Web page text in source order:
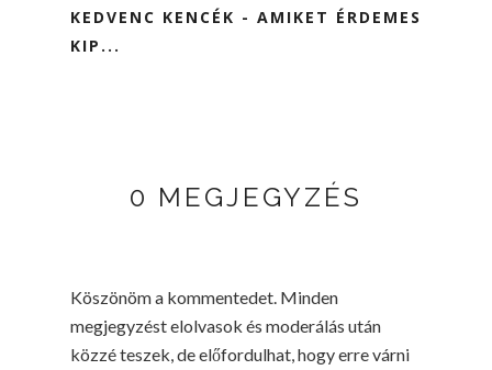
KEDVENC KENCÉK - AMIKET ÉRDEMES
KIP...
0 MEGJEGYZÉS
Köszönöm a kommentedet. Minden
megjegyzést elolvasok és moderálás után
közzé teszek, de előfordulhat, hogy erre várni